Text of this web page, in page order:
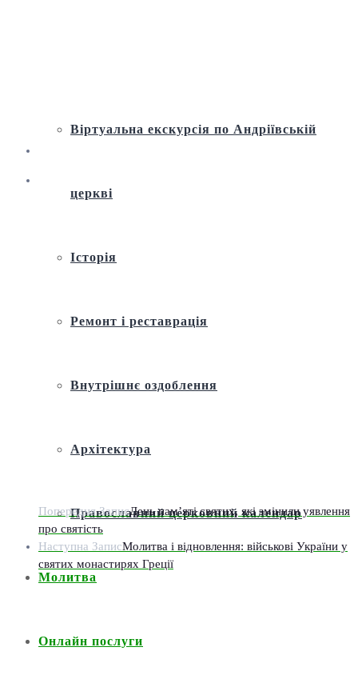
Віртуальна екскурсія по Андріївській
церкві
Історія
Ремонт і реставрація
Внутрішнє оздоблення
Архітектура
Православний церковний календар
Молитва
Онлайн послуги
Попередня ЗаписДень пам’яті святих, які змінили уявлення
про святість
Наступна ЗаписМолитва і відновлення: військові України у
святих монастирях Греції